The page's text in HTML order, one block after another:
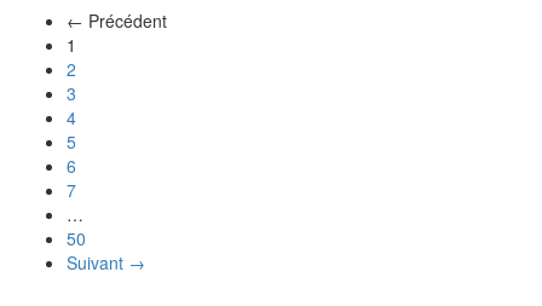
← Précédent
1
2
3
4
5
6
7
…
50
Suivant →